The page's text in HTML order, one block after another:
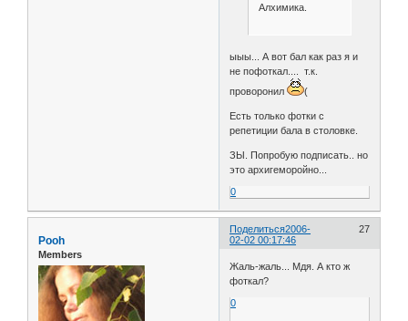
Алхимика.
ыыы... А вот бал как раз я и
не пофоткал.... т.к.
проворонил
(
Есть только фотки с
репетиции бала в столовке.
ЗЫ. Попробую подписать.. но
это архигеморойно...
0
Поделиться 27
2006-
02-02 00:17:46
Pooh
Members
Жаль-жаль... Мдя. А кто ж
фоткал?
0